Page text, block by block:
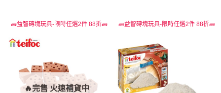
🧱益智磚塊玩具-限時任選2件 88折🧱
🔥完售 火速補貨中
🧱益智磚塊玩具-限時任選2件 88折🧱